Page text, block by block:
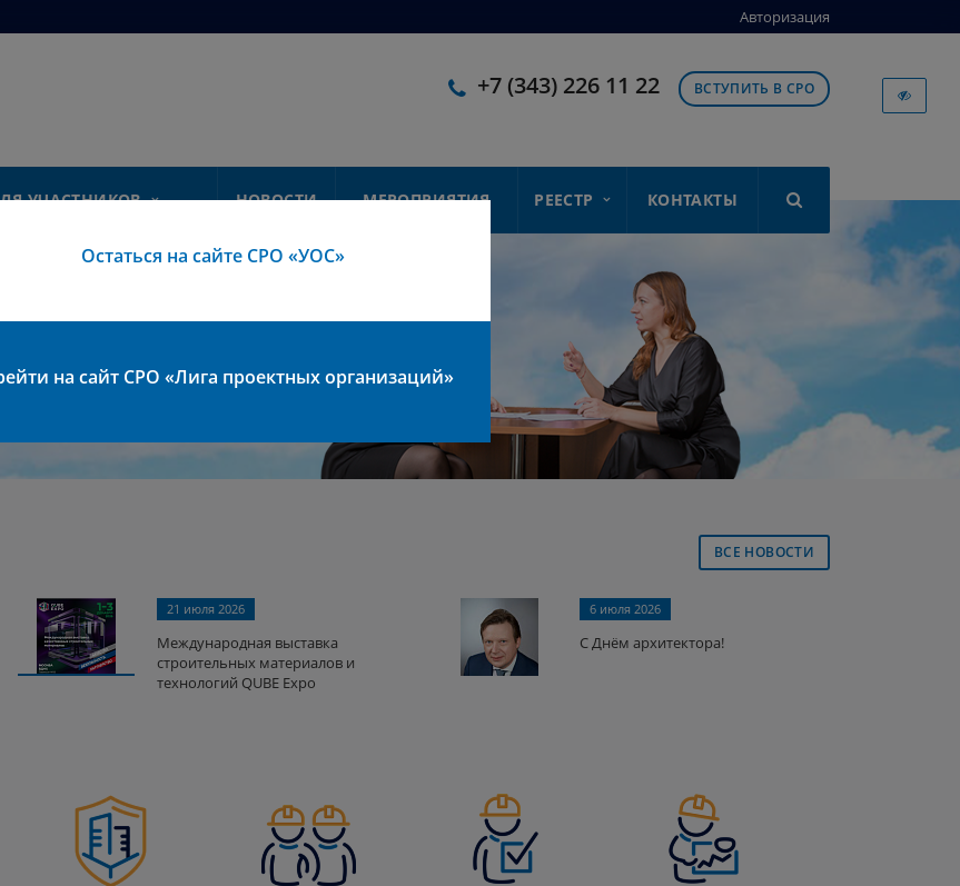
Авторизация
ВСТУПИТЬ В СРО
+7 (343) 226 11 22
УЧАСТНИКОВ НОВОСТИ МЕРОПРИЯТИЯ РЕЕСТР КОНТАКТЫ
Остаться на сайте СРО «УОС»
на сайт СРО «Лига проектных организаций»
более
ВСЕ НОВОСТИ
21 июля 2026
Международная выставка
строительных материалов и
технологий QUBE Expo
6 июля 2026
С Днём архитектора!